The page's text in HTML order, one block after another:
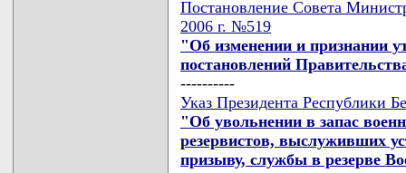
Постановление Совета
2006 г. №519
"Об изменении и признании
постановлений
----------
Указ Президента Республики
"Об увольнении в запас
резервистов, выслуживших
призыву, службы в резерве